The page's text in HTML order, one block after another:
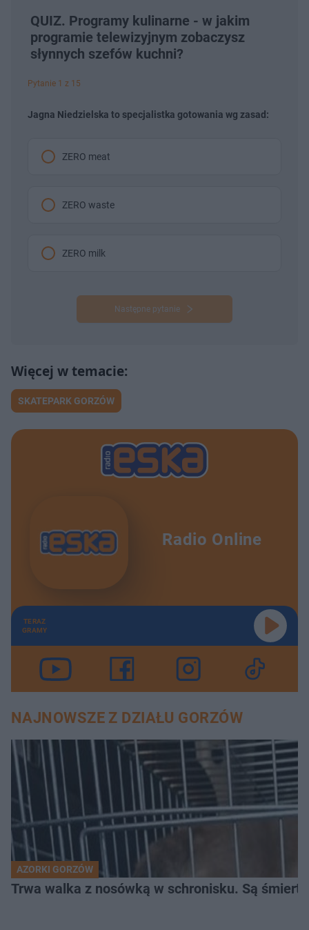
QUIZ. Programy kulinarne - w jakim
programie telewizyjnym zobaczysz
słynnych szefów kuchni?
Pytanie 1 z 15
Jagna Niedzielska to specjalistka gotowania wg zasad:
ZERO meat
ZERO waste
ZERO milk
Następne pytanie
SKATEPARK GORZÓW
Radio Online
TERAZ
GRAMY
NAJNOWSZE Z DZIAŁU GORZÓW
AZORKI GORZÓW
Trwa walka z nosówką w schronisku. Są